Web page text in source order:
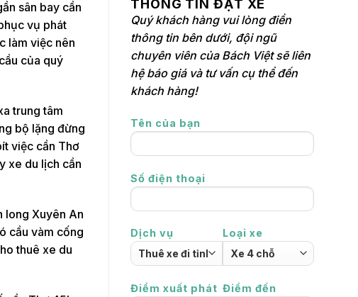
sân bay cần
vụ phát
làm việc nên
của quý
trung tâm
bộ lặng đừng
việc cần Thơ
xe du lịch cần
long Xuyên An
cầu vàm cống
thuê xe du
THÔNG TIN ĐẶT XE
Quý khách hàng vui lòng điền
thông tin bên dưới, đội ngũ
chuyên viên của Bách Việt sẽ liên
hệ báo giá và tư vấn cụ thể đến
khách hàng!
Tên của bạn
Số điện thoại
Dịch vụ Loại xe
Điểm xuất phát Điểm đến